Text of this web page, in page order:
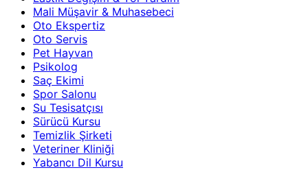
Mali Müşavir & Muhasebeci
Oto Ekspertiz
Oto Servis
Pet Hayvan
Psikolog
Saç Ekimi
Spor Salonu
Su Tesisatçısı
Sürücü Kursu
Temizlik Şirketi
Veteriner Kliniği
Yabancı Dil Kursu